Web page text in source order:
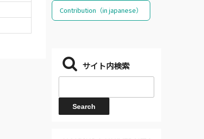
Contribution（in japanese）
サイト内検索